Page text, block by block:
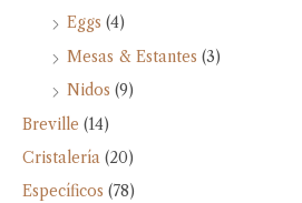
Eggs (4)
Mesas & Estantes (3)
Nidos (9)
Breville (14)
Cristalería (20)
Específicos (78)